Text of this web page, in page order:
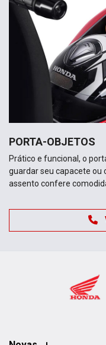
PORTA-OBJETOS
Prático e funcional, o
guardar seu capacete ou
assento confere